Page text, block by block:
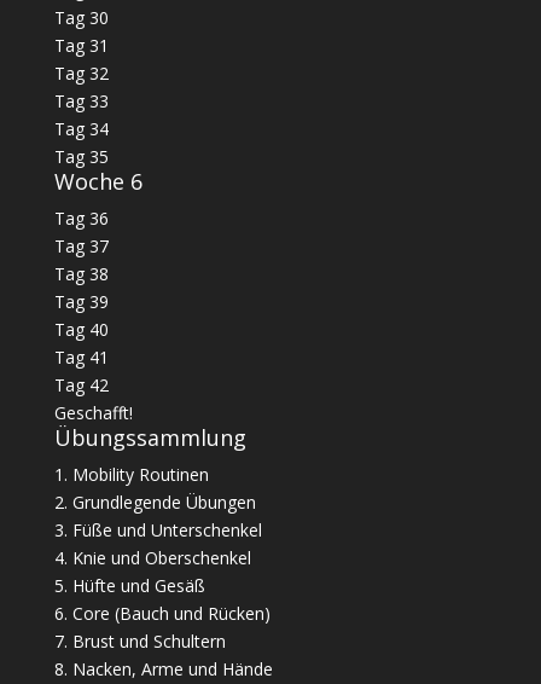
Tag 30
Tag 31
Tag 32
Tag 33
Tag 34
Tag 35
Woche 6
Tag 36
Tag 37
Tag 38
Tag 39
Tag 40
Tag 41
Tag 42
Geschafft!
Übungssammlung
1. Mobility Routinen
2. Grundlegende Übungen
3. Füße und Unterschenkel
4. Knie und Oberschenkel
5. Hüfte und Gesäß
6. Core (Bauch und Rücken)
7. Brust und Schultern
8. Nacken, Arme und Hände